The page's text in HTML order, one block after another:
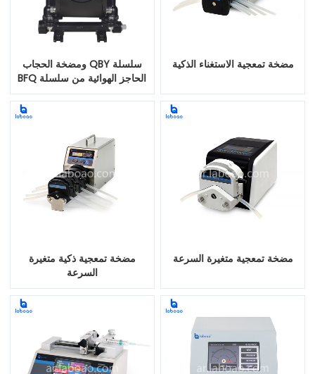
سلسلة QBY ومضخة الحجاب
الحاجز الهوائية من سلسلة BFQ
مضخة تمعجية الاستغناء الذكية
مضخة تمعجية ذكية متغيرة
السرعة
مضخة تمعجية متغيرة السرعة